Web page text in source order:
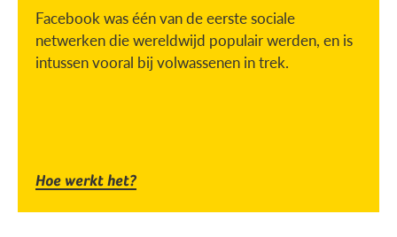
Facebook was één van de eerste sociale
netwerken die wereldwijd populair werden, en is
intussen vooral bij volwassenen in trek.
Hoe werkt het?